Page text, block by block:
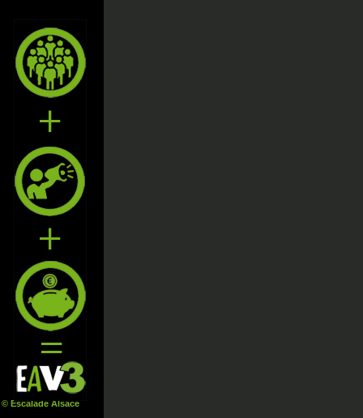
© Escalade Alsace